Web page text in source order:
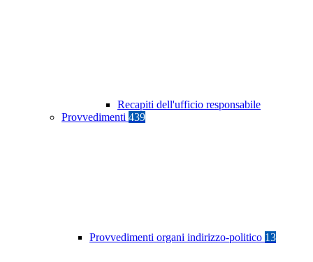
Recapiti dell'ufficio responsabile
Provvedimenti 439
Provvedimenti organi indirizzo-politico 13